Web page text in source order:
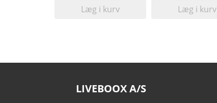
Læg i kurv Læg i kurv
LIVEBOOX A/S